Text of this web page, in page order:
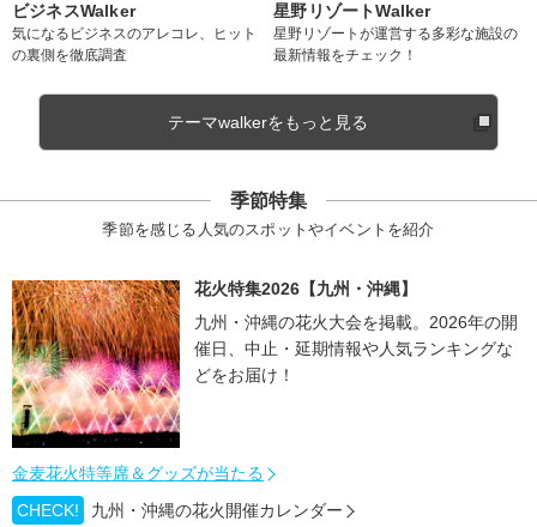
ビジネスWalker
気になるビジネスのアレコレ、ヒット
の裏側を徹底調査
星野リゾートWalker
星野リゾートが運営する多彩な施設の
最新情報をチェック！
テーマwalkerをもっと見る
季節特集
季節を感じる人気のスポットやイベントを紹介
花火特集2026【九州・沖縄】
九州・沖縄の花火大会を掲載。2026年の開
催日、中止・延期情報や人気ランキングな
どをお届け！
金麦花火特等席＆グッズが当たる
CHECK!
九州・沖縄の花火開催カレンダー